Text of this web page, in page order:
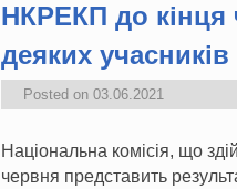
НКРЕКП до кінця
деяких
Posted on 03.06.2021
Національна комісія, що
червня представить